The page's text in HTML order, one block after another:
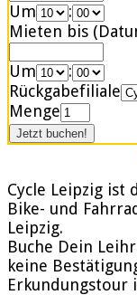
Um
:
Mieten bis
Um
:
Rückgabefiliale
Menge
Cycle Leipzig ist
Bike- und
Leipzig.
Buche Dein
keine
Erkundungstour